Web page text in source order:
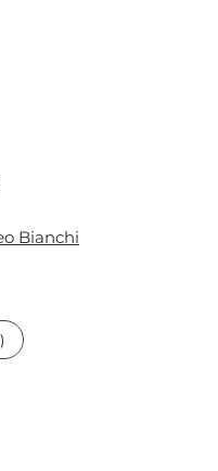
Bianchi